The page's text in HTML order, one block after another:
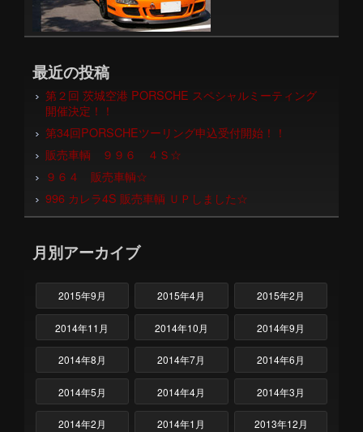
最近の投稿
第２回 茨城空港 PORSCHE スペシャルミーティング
開催決定！！
第34回PORSCHEツーリング申込受付開始！！
販売車輌 ９９６ ４Ｓ☆
９６４ 販売車輌☆
996 カレラ4S 販売車輌 ＵＰしました☆
月別アーカイブ
2015年9月 2015年4月 2015年2月
2014年11月 2014年10月 2014年9月
2014年8月 2014年7月 2014年6月
2014年5月 2014年4月 2014年3月
2014年2月 2014年1月 2013年12月